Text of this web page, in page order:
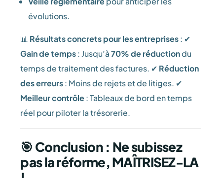
évolutions.
📊 Résultats concrets pour les entreprises: ✔
Gain de temps: Jusqu’à70% de réductiondu
temps de traitement des factures. ✔ Réduction
des erreurs: Moins de rejets et de litiges. ✔
Meilleur contrôle: Tableaux de bord en temps
réel pour piloter la trésorerie.
🎯 Conclusion : Ne subissez
pas la réforme, MAÎTRISEZ-LA